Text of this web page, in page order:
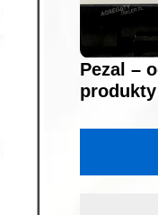
Pezal –